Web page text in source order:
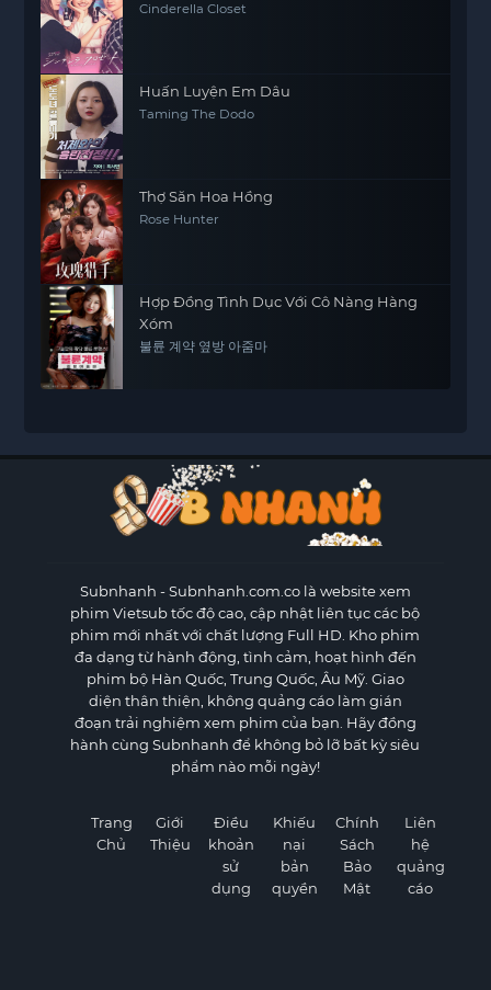
Cinderella Closet
Huấn Luyện Em Dâu
Taming The Dodo
Thợ Săn Hoa Hồng
Rose Hunter
Hợp Đồng Tình Dục Với Cô Nàng Hàng
Xóm
불륜 계약 옆방 아줌마
Subnhanh - Subnhanh.com.co là website xem
phim Vietsub tốc độ cao, cập nhật liên tục các bộ
phim mới nhất với chất lượng Full HD. Kho phim
đa dạng từ hành động, tình cảm, hoạt hình đến
phim bộ Hàn Quốc, Trung Quốc, Âu Mỹ. Giao
diện thân thiện, không quảng cáo làm gián
đoạn trải nghiệm xem phim của bạn. Hãy đồng
hành cùng Subnhanh để không bỏ lỡ bất kỳ siêu
phẩm nào mỗi ngày!
Trang
Chủ
Giới
Thiệu
Điều
khoản
sử
dụng
Khiếu
nại
bản
quyền
Chính
Sách
Bảo
Mật
Liên
hệ
quảng
cáo